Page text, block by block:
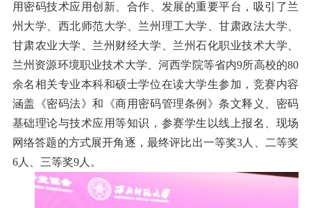
用密码技术应用创新、合作、发展的重要平台，吸引了兰
州大学、西北师范大学、兰州理工大学、甘肃政法大学、
甘肃农业大学、兰州财经大学、兰州石化职业技术大学、
兰州资源环境职业技术大学、河西学院等省内9所高校的80
余名相关专业本科和硕士学位在读大学生参加，竞赛内容
涵盖《密码法》和《商用密码管理条例》条文释义、密码
基础理论与技术应用等知识，参赛学生以线上报名、现场
网络答题的方式展开角逐，最终评比出一等奖3人、二等奖
6人、三等奖9人。